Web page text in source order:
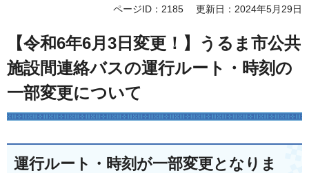
ページID：2185 更新日：2024年5月29日
【令和6年6月3日変更！】うるま市公共
施設間連絡バスの運行ルート・時刻の
一部変更について
運行ルート・時刻が一部変更となりま